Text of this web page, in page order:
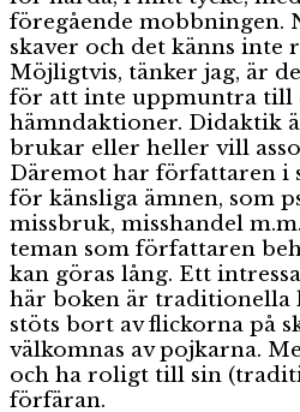
föregående mobbningen.
skaver och det känns
Möjligtvis, tänker jag, är
för att inte uppmuntra till
hämndaktioner. Didaktik
brukar eller heller vill
Däremot har författaren i
för känsliga ämnen, som
missbruk, misshandel
teman som författaren
kan göras lång. Ett
här boken är traditionella
stöts bort av flickorna på
välkomnas av pojkarna.
och ha roligt till sin
förfäran.